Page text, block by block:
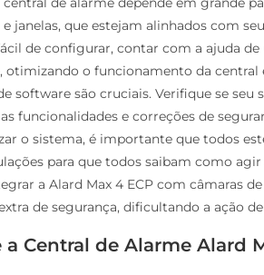
janelas, que estejam alinhados com
de configurar, contar com a ajuda
o funcionamento da central
software são cruciais. Verifique se seu
funcionalidades e correções de
o sistema, é importante que todos
para que todos saibam como agir
a Alard Max 4 ECP com câmaras
de segurança, dificultando a ação
Central de Alarme Alard